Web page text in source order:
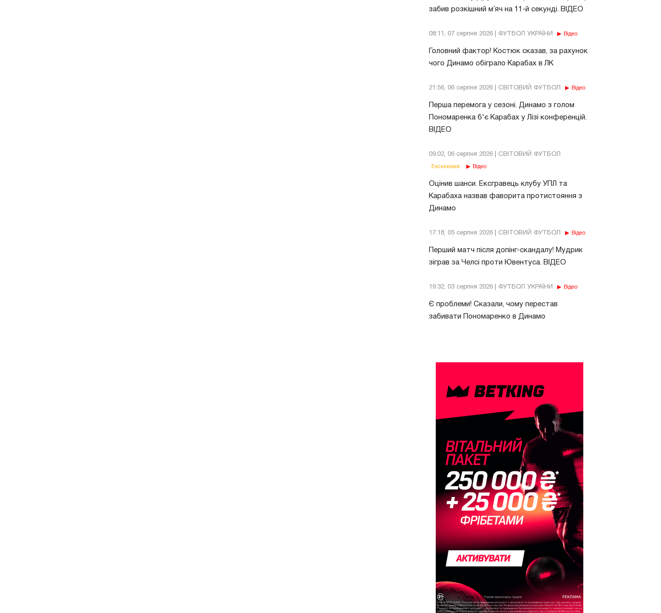
забив розкішний мʼяч на 11-й секунді. ВІДЕО
08:11, 07 серпня 2026 | ФУТБОЛ УКРАЇНИ Відео
Головний фактор! Костюк сказав, за рахунок
чого Динамо обіграло Карабах в ЛК
21:56, 06 серпня 2026 | СВІТОВИЙ ФУТБОЛ Відео
Перша перемога у сезоні. Динамо з голом
Пономаренка б'є Карабах у Лізі конференцій.
ВІДЕО
09:02, 06 серпня 2026 | СВІТОВИЙ ФУТБОЛ
Ексклюзив Відео
Оцінив шанси. Ексгравець клубу УПЛ та
Карабаха назвав фаворита протистояння з
Динамо
17:18, 05 серпня 2026 | СВІТОВИЙ ФУТБОЛ Відео
Перший матч після допінг-скандалу! Мудрик
зіграв за Челсі проти Ювентуса. ВІДЕО
19:32, 03 серпня 2026 | ФУТБОЛ УКРАЇНИ Відео
Є проблеми! Сказали, чому перестав
забивати Пономаренко в Динамо